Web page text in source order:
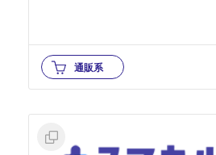
通販系